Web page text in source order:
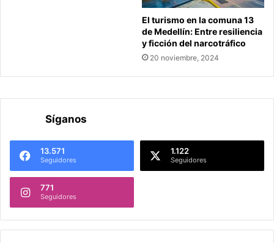
El turismo en la comuna 13
de Medellín: Entre resiliencia
y ficción del narcotráfico
20 noviembre, 2024
Síganos
13.571
Seguidores
1.122
Seguidores
771
Seguidores